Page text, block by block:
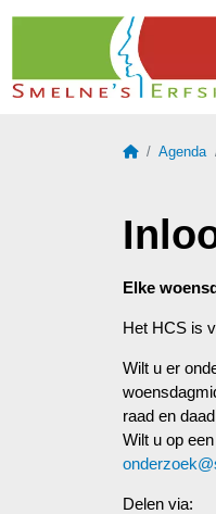
HomeAgenda
Elke
Het HCS is
Wilt u er
raad en
Wilt u op
Delen via: